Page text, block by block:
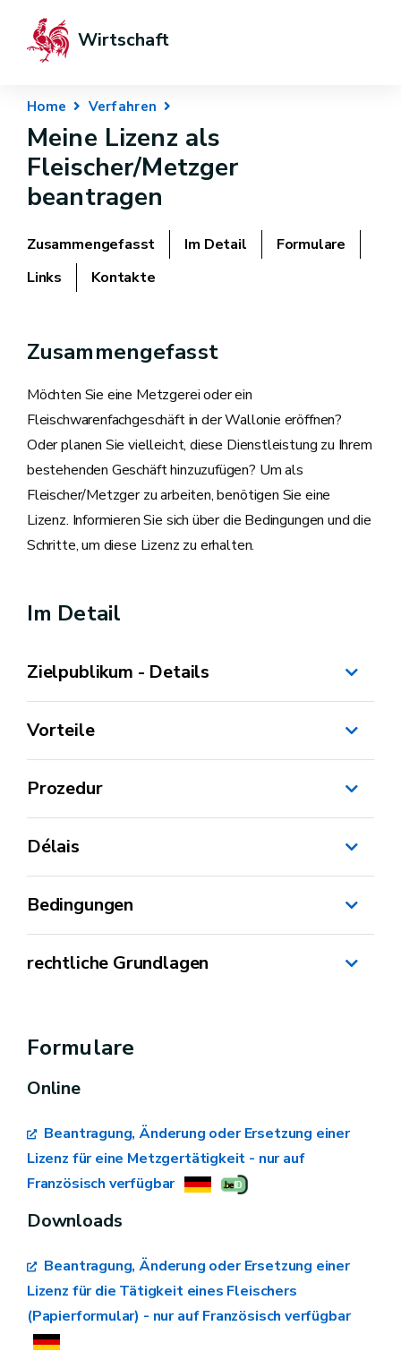
Wirtschaft
Home Verfahren
Meine Lizenz als
Fleischer/Metzger
beantragen
Zusammengefasst Im Detail
Formulare
Links
Kontakte
Zusammengefasst
Möchten Sie eine Metzgerei oder ein
Fleischwarenfachgeschäft in der Wallonie eröffnen?
Oder planen Sie vielleicht, diese Dienstleistung zu Ihrem
bestehenden Geschäft hinzuzufügen? Um als
Fleischer/Metzger zu arbeiten, benötigen Sie eine
Lizenz. Informieren Sie sich über die Bedingungen und die
Schritte, um diese Lizenz zu erhalten.
Im Detail
Zielpublikum - Details
Vorteile
Prozedur
Délais
Bedingungen
rechtliche Grundlagen
la profession de boucher et de charcutier
Formulare
Online
Beantragung, Änderung oder Ersetzung einer
Lizenz für eine Metzgertätigkeit - nur auf
Französisch verfügbar
Downloads
Beantragung, Änderung oder Ersetzung einer
Lizenz für die Tätigkeit eines Fleischers
(Papierformular) - nur auf Französisch verfügbar